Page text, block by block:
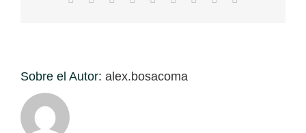
Sobre el Autor: alex.bosacoma